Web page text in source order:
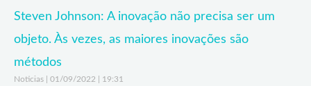
Steven Johnson: A inovação não precisa ser um
objeto. Às vezes, as maiores inovações são
métodos
Noticias 01/09/2022 19:31